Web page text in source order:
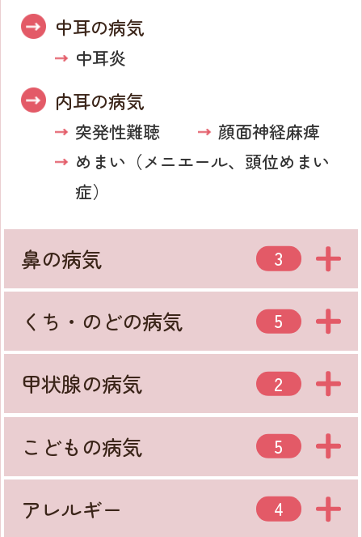
中耳の病気
中耳炎
内耳の病気
突発性難聴
顔面神経麻痺
めまい （メニエール、頭位めまい
症）
鼻の病気 3
くち・のどの病気 5
甲状腺の病気 2
こどもの病気 5
アレルギー 4